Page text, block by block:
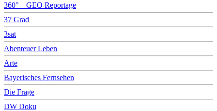
360° – GEO Reportage
37 Grad
3sat
Abenteuer Leben
Arte
Bayerisches Fernsehen
Die Frage
DW Doku